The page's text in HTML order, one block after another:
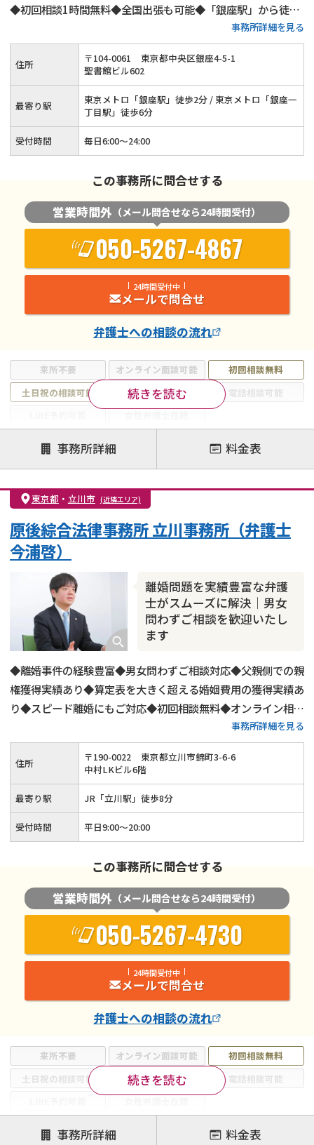
◆初回相談1時間無料◆全国出張も可能◆「銀座駅」から徒歩
事務所詳細を見る
来所不要 オンライン面談可能
初回相談無料
土日祝の相談可能
19時以降電話可能
電話相談可能
注力案件
離婚前相談
離婚調停
離婚裁判
親権・面会交流権
DV
モラハラ
不貞・不倫慰謝料請求
国際離婚
財産分与
内縁の夫婦 熟年離婚
続きを読む
住所 〒104-0061
東京都中央区銀座4-5-1
聖書館ビル602
最寄り駅
東京メトロ「銀座駅」徒歩2分 / 東京メトロ「銀座一
丁目駅」徒歩6分
受付時間 毎日6:00～24:00
この事務所に問合せする
営業時間外 （メール問合せなら24時間受付）
050-5267-4867
24時間受付中
メールで問合せ
弁護士への相談の流れ
事務所詳細 料金表
東京都 ・ 立川市 (近隣エリア)
離婚問題を実績豊富な弁護
士がスムーズに解決｜男女
問わずご相談を歓迎いたし
ます
原後綜合法律事務所 立川事務所（弁護士
今浦啓）
◆離婚事件の経験豊富◆男女問わずご相談対応◆父親側での親
権獲得実績あり◆算定表を大きく超える婚姻費用の獲得実績あ
り◆スピード離婚にもご対応◆初回相談無料◆オンライン相談
にもご対応◆平日20時までご相談受付◆土日祝日もご予約可
◆「立川駅」から徒歩8分
事務所詳細を見る
来所不要 オンライン面談可能
初回相談無料
土日祝の相談可能
19時以降電話可能
電話相談可能
注力案件
続きを読む
住所 〒190-0022
東京都立川市錦町3-6-6
中村LKビル6階
最寄り駅 JR「立川駅」徒歩8分
受付時間 平日9:00〜20:00
この事務所に問合せする
営業時間外 （メール問合せなら24時間受付）
050-5267-4730
24時間受付中
メールで問合せ
弁護士への相談の流れ
事務所詳細 料金表